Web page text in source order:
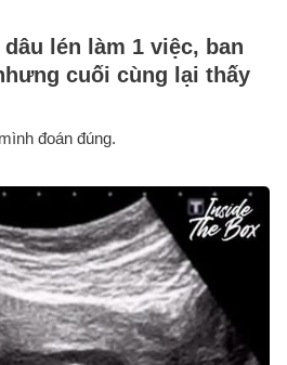
lén làm 1 việc, ban
cuối cùng lại thấy
đoán đúng.